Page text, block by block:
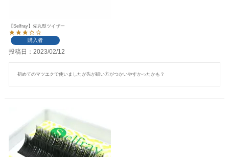
【Selfray】先丸型ツイザー
購入者
投稿日 2023/02/12
初めてのマツエクで使いましたが先が細い方がつかいやすかったかも？